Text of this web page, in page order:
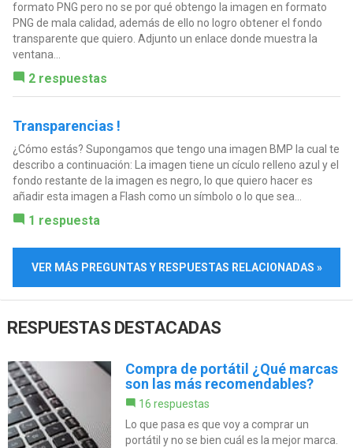
formato PNG pero no se por qué obtengo la imagen en formato
PNG de mala calidad, además de ello no logro obtener el fondo
transparente que quiero. Adjunto un enlace donde muestra la
ventana...
2 respuestas
Transparencias !
¿Cómo estás? Supongamos que tengo una imagen BMP la cual te
describo a continuación: La imagen tiene un cículo relleno azul y el
fondo restante de la imagen es negro, lo que quiero hacer es
añadir esta imagen a Flash como un símbolo o lo que sea...
1 respuesta
VER MÁS PREGUNTAS Y RESPUESTAS RELACIONADAS »
RESPUESTAS DESTACADAS
Compra de portátil ¿Qué marcas
son las más recomendables?
16 respuestas
Lo que pasa es que voy a comprar un
portátil y no se bien cuál es la mejor marca.